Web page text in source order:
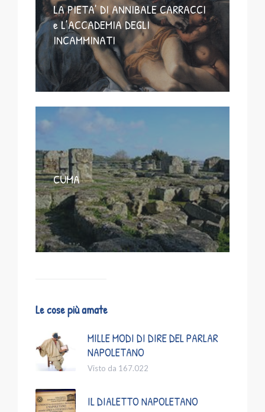
LA PIETA’ DI ANNIBALE CARRACCI
e L’ACCADEMIA DEGLI
INCAMMINATI
CUMA
Le cose più amate
MILLE MODI DI DIRE DEL PARLAR
NAPOLETANO
Visto da 167.022
IL DIALETTO NAPOLETANO